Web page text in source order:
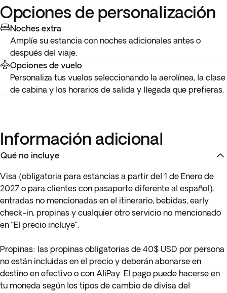
Opciones de personalización
Noches extra
Amplíe su estancia con noches adicionales antes o
después del viaje.
Opciones de vuelo
Personaliza tus vuelos seleccionando la aerolínea, la clase
de cabina y los horarios de salida y llegada que prefieras.
Información adicional
Qué no incluye
Visa (obligatoria para estancias a partir del 1 de Enero de
2027 o para clientes con pasaporte diferente al español),
entradas no mencionadas en el itinerario, bebidas, early
check-in, propinas y cualquier otro servicio no mencionado
en “El precio incluye”.
Propinas: las propinas obligatorias de 40$ USD por persona
no están incluidas en el precio y deberán abonarse en
destino en efectivo o con AliPay. El pago puede hacerse en
tu moneda según los tipos de cambio de divisa del